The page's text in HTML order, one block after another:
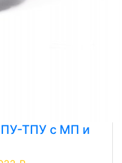
ПУ-ТПУ с МП и